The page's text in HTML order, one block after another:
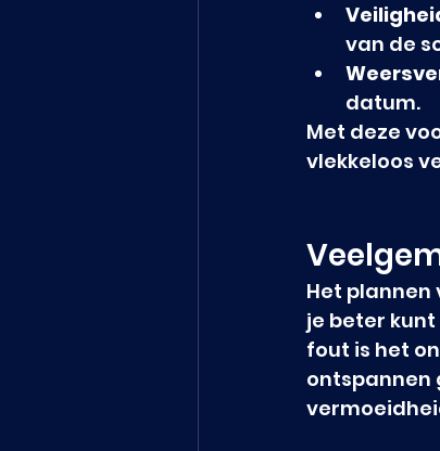
van de
datum.
Met deze
vlekkeloos
Het
je beter
fout is het
ontspannen